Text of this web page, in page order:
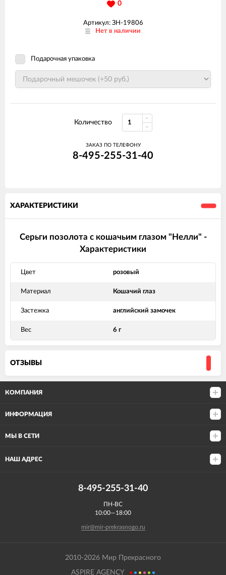
0
Артикул: ЗН-19806
Нет в наличии
Подарочная упаковка
Количество
ЗАКАЗ ПО ТЕЛЕФОНУ
8-495-255-31-40
ХАРАКТЕРИСТИКИ
Серьги позолота с кошачьим глазом "Нелли" -
Характеристики
Цвет розовый
Материал Кошачий глаз
Застежка английский замочек
Вес 6 г
ОТЗЫВЫ
КОМПАНИЯ
ИНФОРМАЦИЯ
МЫ В СЕТИ
НАШ АДРЕС
8-495-255-31-40
ПН-ВС
10:00—18:00
mir@mir-prekrasnogo.ru
2010-2026 Мир Прекрасного
ASPIRE AGENCY